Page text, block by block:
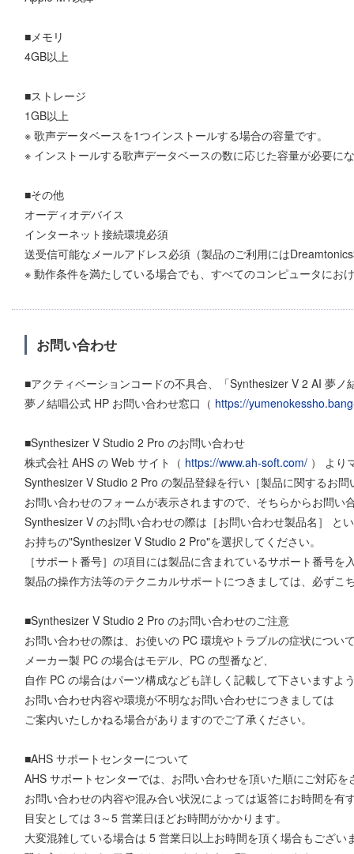
■メモリ
4GB以上
■ストレージ
1GB以上
※ 歌声データベースを1つインストールする場合の容量です。
※ インストールする歌声データベースの数に応じた容量が必要に
■その他
オーディオデバイス
インターネット接続環境必須
送受信可能なメールアドレス必須（製品のご利用には
※ 動作条件を満たしている場合でも、すべてのコンピュータにお
お問い合わせ
■アクティベーションコードの不具合、「Synthesizer V 2 AI 夢ノ
夢ノ結唱公式 HP お問い合わせ窓⼝（ https://
■Synthesizer V Studio 2 Pro のお問い合わせ
株式会社 AHS の Web サイト（ https://www.ah-soft.com/ ） より
Synthesizer V Studio 2 Pro の製品登録を⾏い［製品に関するお
お問い合わせのフォームが表⽰されますので、そちらからお問い
Synthesizer V のお問い合わせの際は［お問い合わせ製品名］ と
お持ちの"Synthesizer V Studio 2 Pro"を選択してください。
［サポート番号］の項⽬には製品に含まれているサポート番号を
製品の操作⽅法等のテクニカルサポートにつきましては、必ずこ
■Synthesizer V Studio 2 Pro のお問い合わせのご注意
お問い合わせの際は、お使いの PC 環境やトラブルの症状につい
メーカー製 PC の場合はモデル、PC の型番など、
⾃作 PC の場合はパーツ構成なども詳しく記載して下さいますよ
お問い合わせ内容や環境が不明なお問い合わせにつきましては
ご案内いたしかねる場合がありますのでご了承ください。
■AHS サポートセンターについて
AHS サポートセンターでは、お問い合わせを頂いた順にご対応
お問い合わせの内容や混み合い状況によっては返答にお時間を有
⽬安としては 3～5 営業⽇ほどお時間がかかります。
⼤変混雑している場合は 5 営業⽇以上お時間を頂く場合もござい